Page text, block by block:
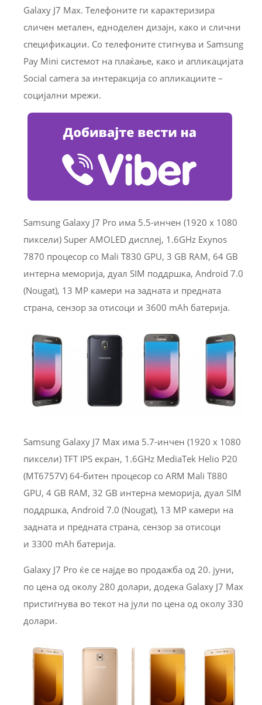
Galaxy J7 Max. Телефоните ги карактеризира
сличен метален, едноделен дизајн, како и слични
спецификации. Со телефоните стигнува и Samsung
Pay Mini системот на плаќање, како и апликацијата
Social camera за интеракција со апликациите –
социјални мрежи.
Samsung Galaxy J7 Pro има 5.5-инчен (1920 x 1080
пиксели) Super AMOLED дисплеј, 1.6GHz Exynos
7870 процесор со Mali T830 GPU, 3 GB RAM, 64 GB
интерна меморија, дуал SIM поддршка, Android 7.0
(Nougat), 13 MP камери на задната и предната
страна, сензор за отисоци и 3600 mAh батерија.
Samsung Galaxy J7 Max има 5.7-инчен (1920 x 1080
пиксели) TFT IPS екран, 1.6GHz MediaTek Helio P20
(MT6757V) 64-битен процесор со ARM Mali T880
GPU, 4 GB RAM, 32 GB интерна меморија, дуал SIM
поддршка, Android 7.0 (Nougat), 13 MP камери на
задната и предната страна, сензор за отисоци
и 3300 mAh батерија.
Galaxy J7 Pro ќе се најде во продажба од 20. јуни,
по цена од околу 280 долари, додека Galaxy J7 Max
пристигнува во текот на јули по цена од околу 330
долари.